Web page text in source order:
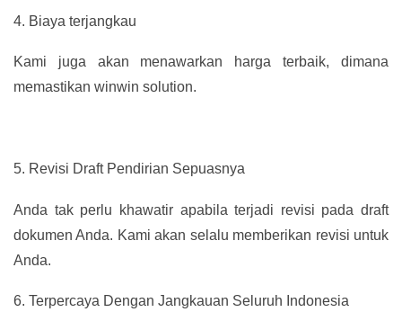
4. Biaya terjangkau
Kami juga akan menawarkan harga terbaik, dimana
memastikan winwin solution.
5. Revisi Draft Pendirian Sepuasnya
Anda tak perlu khawatir apabila terjadi revisi pada draft
dokumen Anda. Kami akan selalu memberikan revisi untuk
Anda.
6. Terpercaya Dengan Jangkauan Seluruh Indonesia